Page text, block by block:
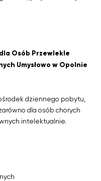
Osób Przewlekle
Umysłowo w Opolnie
dziennego pobytu,
dla osób chorych
intelektualnie.